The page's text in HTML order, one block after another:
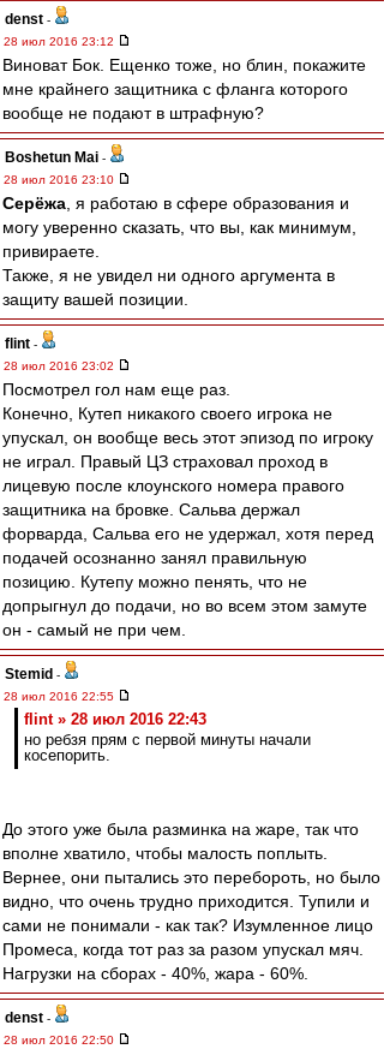
denst -
28 июл 2016 23:12
Виноват Бок. Ещенко тоже, но блин, покажите
мне крайнего защитника с фланга которого
вообще не подают в штрафную?
Boshetun Mai -
28 июл 2016 23:10
Серёжа , я работаю в сфере образования и
могу уверенно сказать, что вы, как минимум,
привираете.
Также, я не увидел ни одного аргумента в
защиту вашей позиции.
flint -
28 июл 2016 23:02
Посмотрел гол нам еще раз.
Конечно, Кутеп никакого своего игрока не
упускал, он вообще весь этот эпизод по игроку
не играл. Правый ЦЗ страховал проход в
лицевую после клоунского номера правого
защитника на бровке. Сальва держал
форварда, Сальва его не удержал, хотя перед
подачей осознанно занял правильную
позицию. Кутепу можно пенять, что не
допрыгнул до подачи, но во всем этом замуте
он - самый не при чем.
Stemid -
28 июл 2016 22:55
flint » 28 июл 2016 22:43
но ребзя прям с первой минуты начали
косепорить.
До этого уже была разминка на жаре, так что
вполне хватило, чтобы малость поплыть.
Вернее, они пытались это перебороть, но было
видно, что очень трудно приходится. Тупили и
сами не понимали - как так? Изумленное лицо
Промеса, когда тот раз за разом упускал мяч.
Нагрузки на сборах - 40%, жара - 60%.
denst -
28 июл 2016 22:50